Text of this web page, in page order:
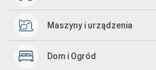
Maszyny i urządzenia
Dom i Ogród